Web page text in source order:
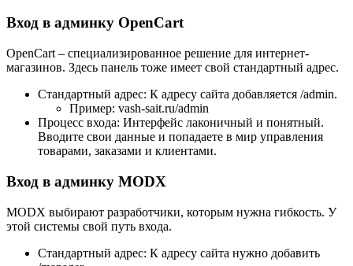
Вход в админку OpenCart
OpenCart – специализированное решение для интернет-
магазинов. Здесь панель тоже имеет свой стандартный адрес.
Стандартный адрес: К адресу сайта добавляется /admin.
Пример: vash-sait.ru/admin
Процесс входа: Интерфейс лаконичный и понятный.
Вводите свои данные и попадаете в мир управления
товарами, заказами и клиентами.
Вход в админку MODX
MODX выбирают разработчики, которым нужна гибкость. У
этой системы свой путь входа.
Стандартный адрес: К адресу сайта нужно добавить